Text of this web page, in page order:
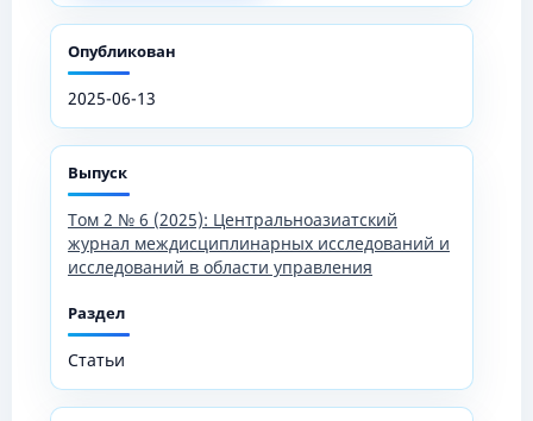
Опубликован
2025-06-13
Выпуск
Том 2 № 6 (2025): Центральноазиатский
журнал междисциплинарных исследований и
исследований в области управления
Раздел
Статьи